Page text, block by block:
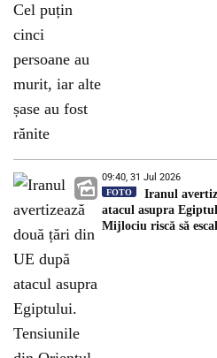
09:40, 31 Jul 2026
FOTO
Iranul
atacul asupra
Mijlociu riscă să